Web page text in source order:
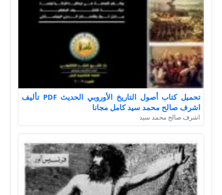
تحميل كتاب أصول التاريخ الأوروبي الحديث PDF تأليف
اشرف صالح محمد سيد كامل مجانا
اشرف صالح محمد سيد